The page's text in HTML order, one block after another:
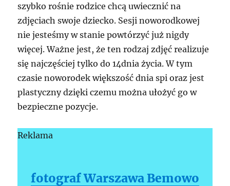
szybko rośnie rodzice chcą uwiecznić na
zdjęciach swoje dziecko. Sesji noworodkowej
nie jesteśmy w stanie powtórzyć już nigdy
więcej. Ważne jest, że ten rodzaj zdjęć realizuje
się najczęściej tylko do 14dnia życia. W tym
czasie noworodek większość dnia spi oraz jest
plastyczny dzięki czemu można ułożyć go w
bezpieczne pozycje.
Reklama
fotograf Warszawa Bemowo